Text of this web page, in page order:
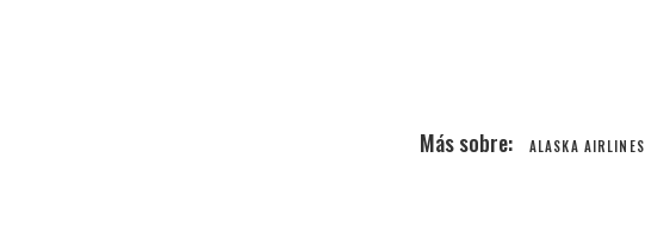
ALASKA AIRLINES